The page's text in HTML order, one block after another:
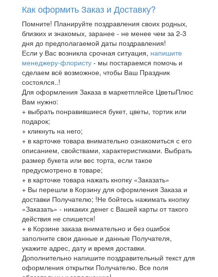
Как оформить Заказ и Доставку?
Помните! Планируйте поздравления своих родных,
близких и знакомых, заранее - не менее чем за 2-3
дня до предполагаемой даты поздравления!
Если у Вас возникла срочная ситуация, напишите
менеджеру-флористу - мы постараемся помочь и
сделаем всё возможное, чтобы Ваш Праздник
состоялся..!
Для оформления Заказа в маркетплейсе ЦветыПлюс
Вам нужно:
+ выбрать понравившиеся букет, цветы, тортик или
подарок;
+ кликнуть на него;
+ в карточке товара внимательно ознакомиться с его
описанием, свойствами, характеристиками. Выбрать
размер букета или вес торта, если такое
предусмотрено в товаре;
+ в карточке товара нажать кнопку «Заказать»
+ Вы перешли в Корзину для оформления Заказа и
доставки Получателю; !Не бойтесь нажимать кнопку
«Заказать» - никаких денег с Вашей карты от такого
действия не спишется!
+ в Корзине заказа внимательно и без ошибок
заполните свои данные и данные Получателя,
укажите адрес, дату и время доставки.
Дополнительно напишите поздравительный текст для
оформления открытки Получателю. Все поля